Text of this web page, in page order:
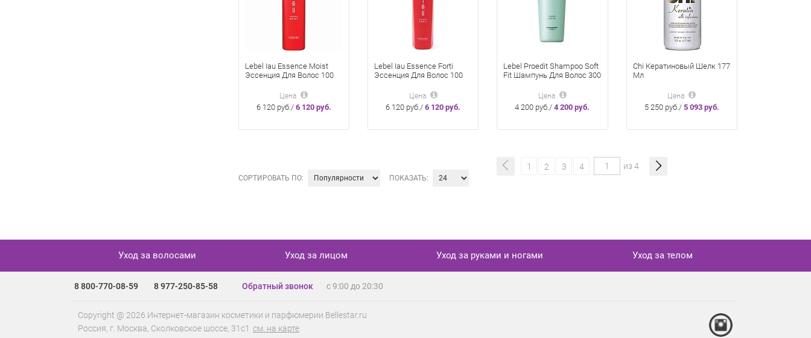
Lebel Iau Essence Moist
Эссенция Для Волос 100
Цена
6 120 руб./ 6 120 руб.
Lebel Iau Essence Forti
Эссенция Для Волос 100
Цена
6 120 руб./6 120 руб.
Lebel Proedit Shampoo Soft
Fit Шампунь Для Волос 300
Цена
4 200 руб./4 200 руб.
Chi Кератиновый Шелк 177
Мл
Цена
5 250 руб./ 5 093 руб.
СОРТИРОВАТЬ ПО: ПОКАЗАТЬ:
1 2 3 4 из 4
Уход за волосами Уход за лицом Уход за руками и ногами Уход за телом
8 800-770-08-59 8 977-250-85-58 Обратный звонок с 9:00 до 20:30
Copyright @ 2026 Интернет-магазин косметики и парфюмерии Bellestar.ru
Россия, г. Москва Сколковское шоссе, 31с1 см. на карте